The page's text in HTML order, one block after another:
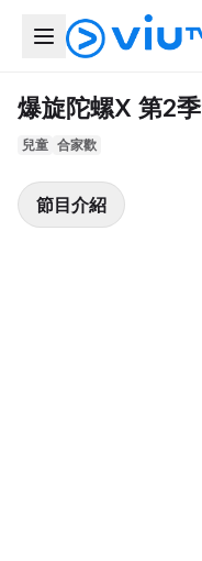
爆旋陀螺X 第2季
兒童 合家歡
節目介紹